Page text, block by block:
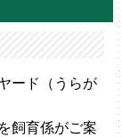
ード（うらが
飼育係がご案